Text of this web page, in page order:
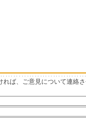
れば、ご意見について連絡